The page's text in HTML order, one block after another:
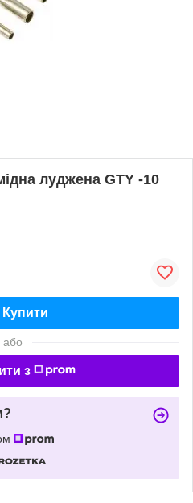
луджена GTY -10
Купити
або
з